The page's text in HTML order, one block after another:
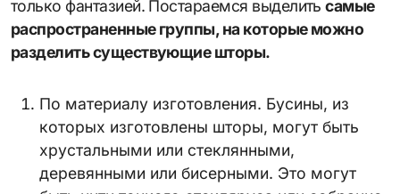
только фантазией. Постараемся выделитьсамые
распространенные группы, на которые можно
разделить существующие шторы.
По материалу изготовления. Бусины, из
которых изготовлены шторы, могут быть
хрустальными или стеклянными,
деревянными или бисерными. Это могут